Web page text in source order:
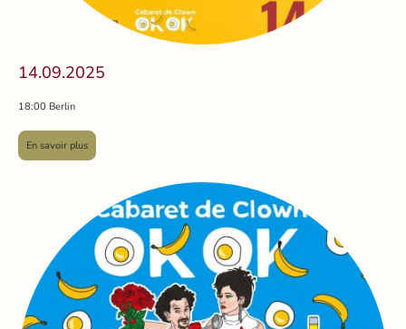
14.09.2025
18:00 Berlin
En savoir plus